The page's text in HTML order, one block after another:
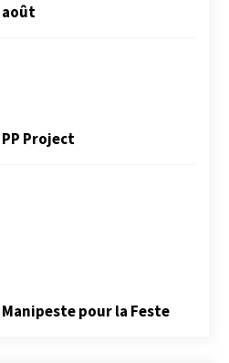
août
PP Project
Manipeste pour la Feste